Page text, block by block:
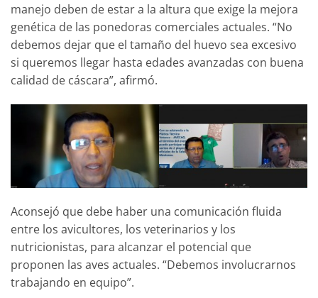
manejo deben de estar a la altura que exige la mejora
genética de las ponedoras comerciales actuales. “No
debemos dejar que el tamaño del huevo sea excesivo
si queremos llegar hasta edades avanzadas con buena
calidad de cáscara”, afirmó.
Aconsejó que debe haber una comunicación fluida
entre los avicultores, los veterinarios y los
nutricionistas, para alcanzar el potencial que
proponen las aves actuales. “Debemos involucrarnos
trabajando en equipo”.